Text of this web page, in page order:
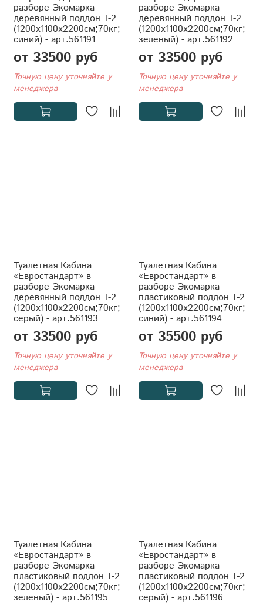
разборе Экомарка
деревянный поддон T-2
(1200x1100x2200см;70кг;
синий) - арт.561191
от 33500 руб
Точную цену уточняйте у
менеджера
разборе Экомарка
деревянный поддон T-2
(1200x1100x2200см;70кг;
зеленый) - арт.561192
от 33500 руб
Точную цену уточняйте у
менеджера
Туалетная Кабина
«Евростандарт» в
разборе Экомарка
деревянный поддон T-2
(1200x1100x2200см;70кг;
серый) - арт.561193
от 33500 руб
Точную цену уточняйте у
менеджера
Туалетная Кабина
«Евростандарт» в
разборе Экомарка
пластиковый поддон T-2
(1200x1100x2200см;70кг;
синий) - арт.561194
от 35500 руб
Точную цену уточняйте у
менеджера
Туалетная Кабина
«Евростандарт» в
разборе Экомарка
пластиковый поддон T-2
(1200x1100x2200см;70кг;
зеленый) - арт.561195
Туалетная Кабина
«Евростандарт» в
разборе Экомарка
пластиковый поддон T-2
(1200x1100x2200см;70кг;
серый) - арт.561196